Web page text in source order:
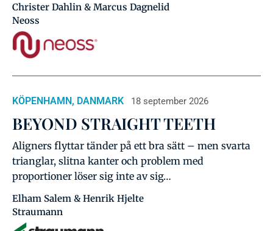
Christer Dahlin & Marcus Dagnelid
Neoss
KÖPENHAMN, DANMARK 18 september 2026
BEYOND STRAIGHT TEETH
Aligners flyttar tänder på ett bra sätt – men svarta
trianglar, slitna kanter och problem med
proportioner löser sig inte av sig…
Elham Salem & Henrik Hjelte
Straumann